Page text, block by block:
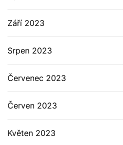
Září 2023
Srpen 2023
Červenec 2023
Červen 2023
Květen 2023